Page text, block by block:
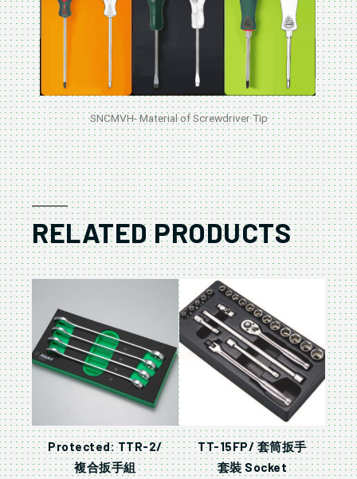
SNCMVH- Material of Screwdriver Tip
RELATED PRODUCTS
Protected: TTR-2/
複合扳手組
TT-15FP/ 套筒扳手
套裝 Socket